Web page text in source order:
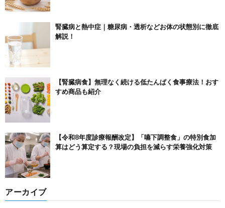
腎臓病と熱中症｜糖尿病・透析などお体の状態別に徹底
解説！
【腎臓病食】無理なく続ける低たんぱく食事療法！おす
すめ商品も紹介
【令和8年度診療報酬改定】「嚥下調整食」の特別食加
算はどう算定する？現場の負担を減らす栄養強化対策
アーカイブ